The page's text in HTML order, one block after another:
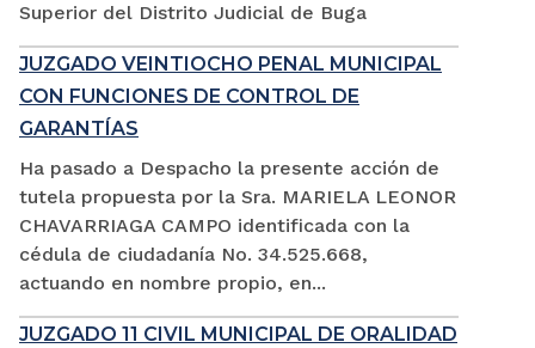
Superior del Distrito Judicial de Buga
JUZGADO VEINTIOCHO PENAL MUNICIPAL
CON FUNCIONES DE CONTROL DE
GARANTÍAS
Ha pasado a Despacho la presente acción de
tutela propuesta por la Sra. MARIELA LEONOR
CHAVARRIAGA CAMPO identificada con la
cédula de ciudadanía No. 34.525.668,
actuando en nombre propio, en...
JUZGADO 11 CIVIL MUNICIPAL DE ORALIDAD